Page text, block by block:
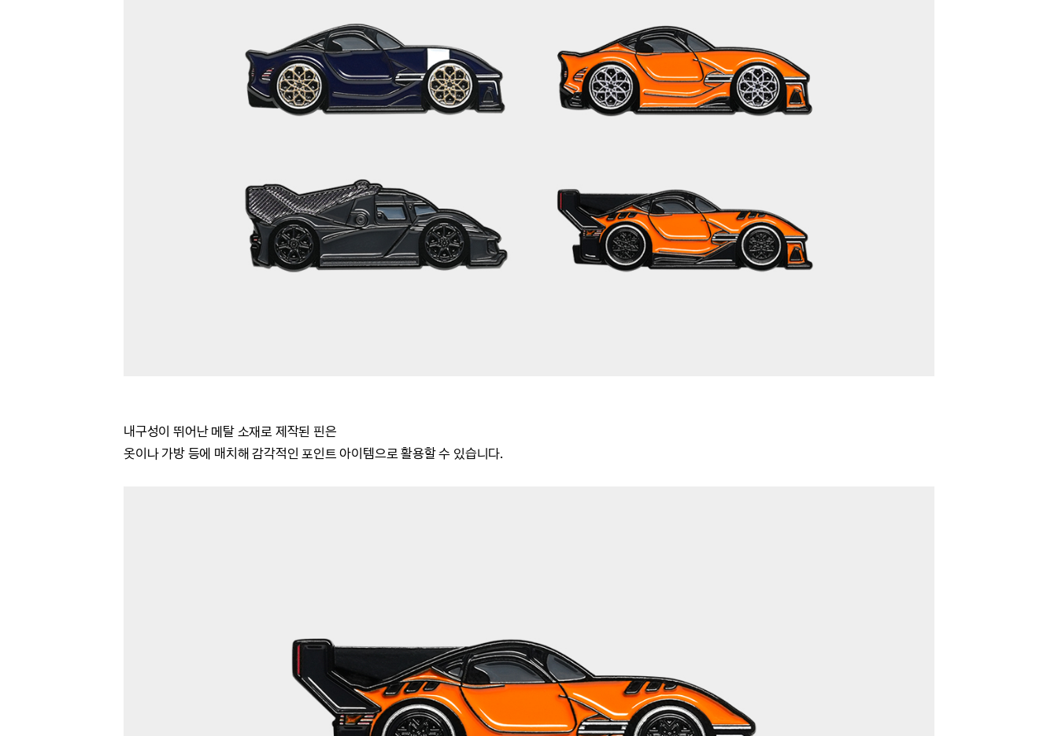
내구성이 뛰어난 메탈 소재로 제작된 핀은
옷이나 가방 등에 매치해 감각적인 포인트 아이템으로 활용할 수 있습니다.